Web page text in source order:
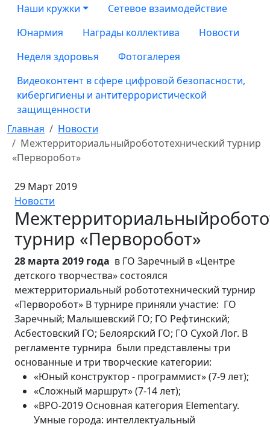
Наши кружки
Сетевое взаимодействие
Юнармия
Награды коллектива
Новости
Неделя здоровья
Фотогалерея
Видеоконтент в сфере цифровой безопасности,
кибергигиены и антитеррористической
защищенности
Главная
Новости
Межтерриториальныйробототехнический турнир
«Перворобот»
29 Март 2019
Новости
турнир «Перворобот»
28 марта 2019 года в ГО Заречный в «Центре
детского творчества» состоялся
межтерриториальный робототехнический турнир
«Перворобот» В турнире приняли участие: ГО
Заречный; Малышевский ГО; ГО Рефтинский;
Асбестовский ГО; Белоярский ГО; ГО Сухой Лог. В
регламенте турнира были представлены три
основанные и три творческие категории:
«Юный конструктор - программист» (7-9 лет);
«Сложный маршрут» (7-14 лет);
«ВРО-2019 Основная категория Elementary.
Умные города: интеллектуальный